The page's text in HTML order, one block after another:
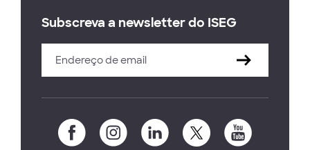
Subscreva a newsletter do ISEG